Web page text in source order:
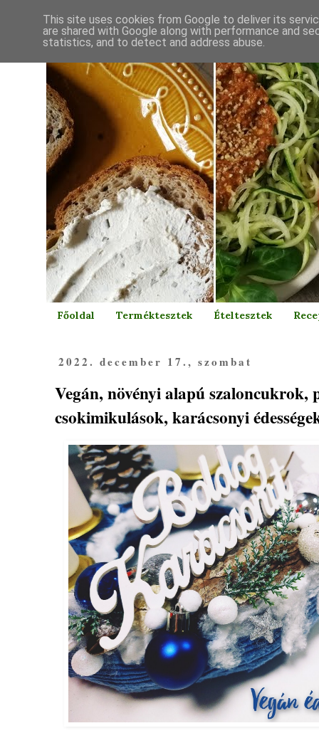
Főoldal Terméktesztek Ételtesztek
2022. december 17., szombat
Vegán, növényi alapú szaloncukrok,
csokimikulások, karácsonyi
This site uses cookies from Google to deliver its
are shared with Google along with performance and
statistics, and to detect and address abuse.